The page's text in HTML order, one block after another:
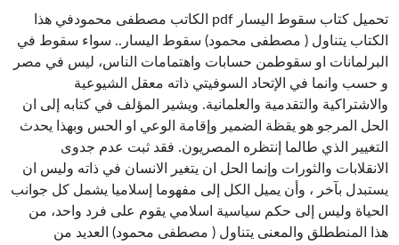
تحميل كتاب سقوط اليسار pdf الكاتب مصطفى محمودفي هذا
الكتاب يتناول ( مصطفى محمود) سقوط اليسار.. سواء سقوط في
البرلمانات او سقوطمن حسابات واهتمامات الناس، ليس في مصر
و حسب وانما في الإتحاد السوفيتي ذاته معقل الشيوعية
والاشتراكية والتقدمية والعلمانية. ويشير المؤلف في كتابه إلى ان
الحل المرجو هو يقظة الضمير وإقامة الوعي او الحس وبهذا يحدث
التغيير الذي طالما إنتظره المصريون. فقد ثبت عدم جدوى
الانقلابات والثورات وإنما الحل ان يتغير الانسان في ذاته وليس ان
يستبدل بآخر ، وأن يميل الكل إلى مفهوما إسلاميا يشمل كل جوانب
الحياة وليس إلى حكم سياسية اسلامي يقوم على فرد واحد، من
هذا المنططلق والمعنى يتناول ( مصطفى محمود) العديد من